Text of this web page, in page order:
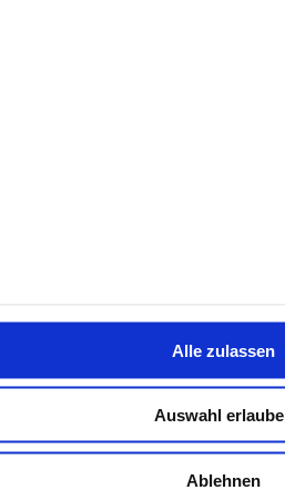
Alle zulassen
Auswahl
Ablehnen
die du uns zur Verfügung
sowie unsere